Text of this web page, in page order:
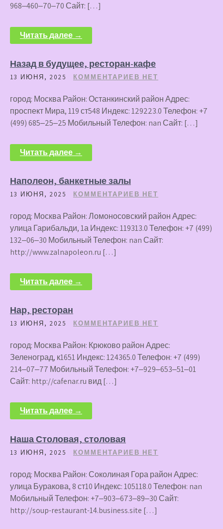
968‒460‒70‒70 Сайт: […]
Читать далее →
Назад в будущее, ресторан-кафе
13 ИЮНЯ, 2025 КОММЕНТАРИЕВ НЕТ
город: Москва Район: Останкинский район Адрес:
проспект Мира, 119 ст548 Индекс: 129223.0 Телефон: +7
(499) 685‒25‒25 Мобильный Телефон: nan Сайт: […]
Читать далее →
Наполеон, банкетные залы
13 ИЮНЯ, 2025 КОММЕНТАРИЕВ НЕТ
город: Москва Район: Ломоносовский район Адрес:
улица Гарибальди, 1а Индекс: 119313.0 Телефон: +7 (499)
132‒06‒30 Мобильный Телефон: nan Сайт:
http://www.zalnapoleon.ru […]
Читать далее →
Нар, ресторан
13 ИЮНЯ, 2025 КОММЕНТАРИЕВ НЕТ
город: Москва Район: Крюково район Адрес:
Зеленоград, к1651 Индекс: 124365.0 Телефон: +7 (499)
214‒07‒77 Мобильный Телефон: +7‒929‒653‒51‒01
Сайт: http://cafenar.ru вид […]
Читать далее →
Наша Столовая, столовая
13 ИЮНЯ, 2025 КОММЕНТАРИЕВ НЕТ
город: Москва Район: Соколиная Гора район Адрес:
улица Буракова, 8 ст10 Индекс: 105118.0 Телефон: nan
Мобильный Телефон: +7‒903‒673‒89‒30 Сайт:
http://soup-restaurant-14.business.site […]